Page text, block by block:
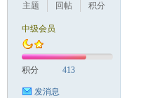
主题
回帖
积分
中级会员
积分 413
发消息